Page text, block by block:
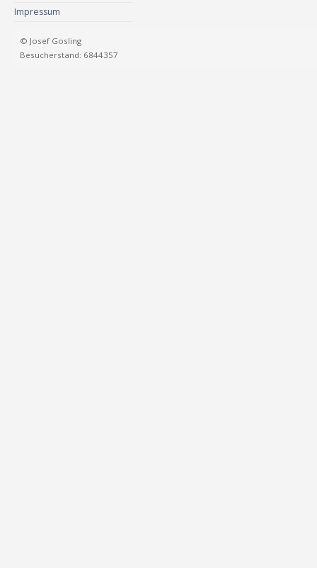
Impressum
© Josef Gosling
Besucherstand: 6844357